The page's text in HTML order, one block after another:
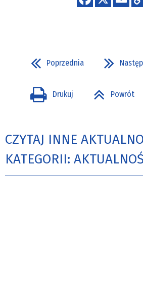
Poprzednia
Drukuj Powrót
CZYTAJ INNE
KATEGORII: